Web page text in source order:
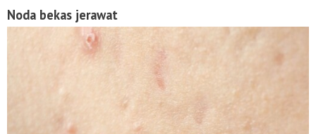
Noda bekas jerawat